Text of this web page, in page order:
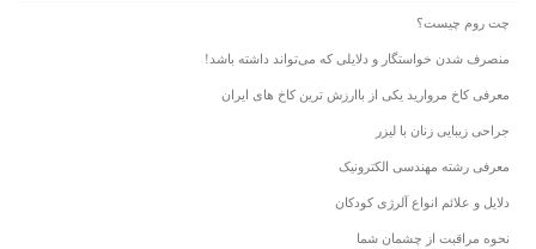
چت روم چیست؟
منصرف شدن خواستگار و دلایلی که می‌تواند داشته باشد!
معرفی کاخ مروارید یکی از باارزش ترین کاخ های ایران
جراحی زیبایی زنان با لیزر
معرفی رشته مهندسی الکترونیک
دلایل و علائم انواع آلرژی کودکان
نحوه مراقبت از چشمان شما